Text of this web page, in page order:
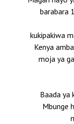
barabara
kukipakiwa
Kenya
moja ya
Baada ya
Mbunge